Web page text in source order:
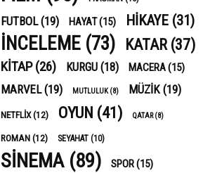
FUTBOL(19) HAYAT(15) HIKAYE (31)
INCELEME (73) KATAR(37)
KITAP(26) KURGU (18) MACERA(15)
MARVEL(19) MUTLULUK(8) MÜZIK(19)
NETFLIX(12) OYUN (41) QATAR(8)
ROMAN(12) SEYAHAT (10)
SINEMA(89) SPOR(15)